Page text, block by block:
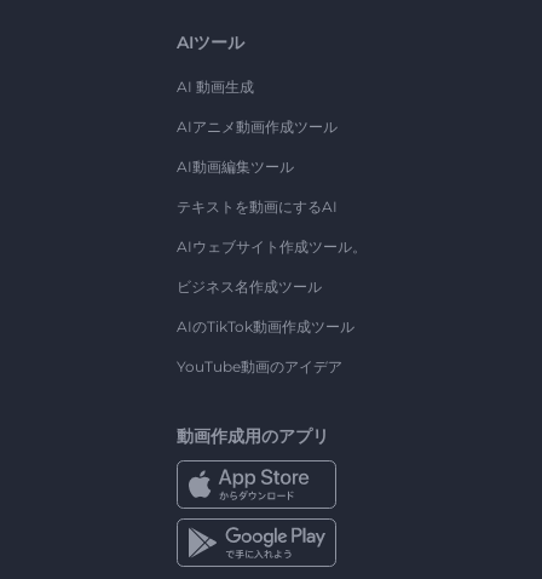
AIツール
AI 動画生成
AIアニメ動画作成ツール
AI動画編集ツール
テキストを動画にするAI
AIウェブサイト作成ツール。
ビジネス名作成ツール
AIのTikTok動画作成ツール
YouTube動画のアイデア
動画作成用のアプリ